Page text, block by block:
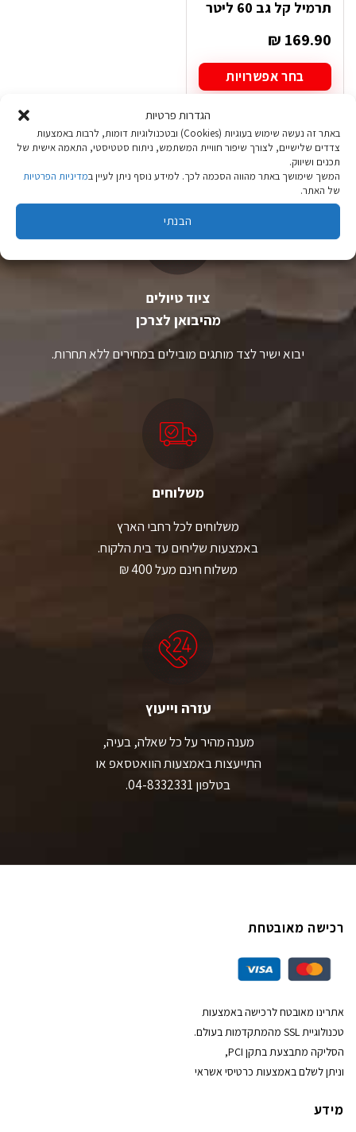
הגדרות פרטיות
באתר זה נעשה שימוש בעוגיות (Cookies) ובטכנולוגיות דומות, לרבות באמצעות
צדדים שלישיים, לצורך שיפור חוויית המשתמש, ניתוח סטטיסטי, התאמה אישית של
תכנים ושיווק.
המשך שימושך באתר מהווה הסכמה לכך. למידע נוסף ניתן לעיין במדיניות הפרטיות
של האתר.
הבנתי
תרמיל קל גב 60 ליטר
₪ 169.90
בחר אפשרויות
למוצר
יש
מספר
סוגים.
ניתן
לבחור
את
ציוד טיולים
מהיבואן לצרכן
יבוא ישיר לצד מותגים מובילים במחירים ללא תחרות.
משלוחים
משלוחים לכל רחבי הארץ
באמצעות שליחים עד בית הלקוח.
משלוח חינם מעל 400 ₪
עזרה וייעוץ
מענה מהיר על כל שאלה, בעיה,
התייעצות באמצעות הוואטסאפ או
בטלפון 04-8332331.
רכישה מאובטחת
אתרינו מאובטח לרכישה באמצעות
טכנולוגיית SSL מהמתקדמות בעולם.
הסליקה מתבצעת בתקן PCI,
וניתן לשלם באמצעות כרטיסי אשראי
מידע